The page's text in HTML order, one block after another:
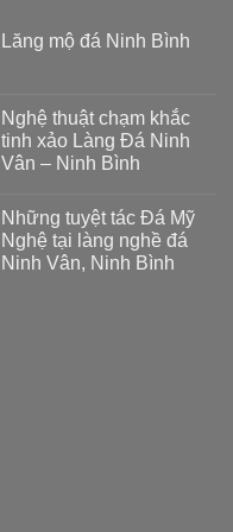
Lăng mộ đá Ninh Bình
Nghệ thuật chạm khắc
tinh xảo Làng Đá Ninh
Vân – Ninh Bình
Những tuyệt tác Đá Mỹ
Nghệ tại làng nghề đá
Ninh Vân, Ninh Bình